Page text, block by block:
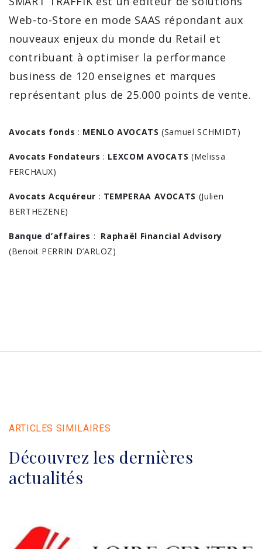
Web-to-Store en mode SAAS répondant aux
nouveaux enjeux du monde du Retail et
contribuant à optimiser la performance
business de 120 enseignes et marques
représentant plus de 25.000 points de vente.
Avocats fonds : MENLO AVOCATS (Samuel SCHMIDT)
Avocats Fondateurs : LEXCOM AVOCATS (Melissa
FERCHAUX)
Avocats Acquéreur : TEMPERAA AVOCATS (Julien
BERTHEZENE)
Banque d’affaires : Raphaël Financial Advisory
(Benoit PERRIN D’ARLOZ)
ARTICLES SIMILAIRES
Découvrez les dernières
actualités